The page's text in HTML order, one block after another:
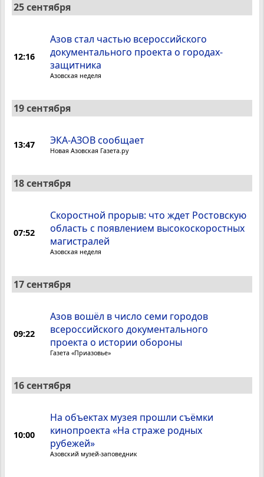
25 сентября
12:16
Азов стал частью всероссийского
документального проекта о городах-
защитника
Азовская неделя
19 сентября
13:47 ЭКА-АЗОВ сообщает
Новая Азовская Газета.ру
18 сентября
07:52
Скоростной прорыв: что ждет Ростовскую
область с появлением высокоскоростных
магистралей
Азовская неделя
17 сентября
09:22
Азов вошёл в число семи городов
всероссийского документального
проекта о истории обороны
Газета «Приазовье»
16 сентября
10:00
На объектах музея прошли съёмки
кинопроекта «На страже родных
рубежей»
Азовский музей-заповедник